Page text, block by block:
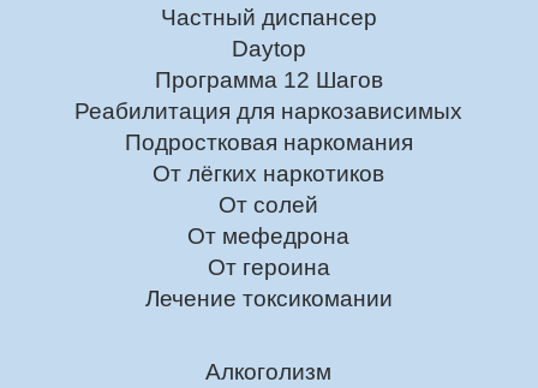
Частный диспансер
Daytop
Программа 12 Шагов
Реабилитация для наркозависимых
Подростковая наркомания
От лёгких наркотиков
От солей
От мефедрона
От героина
Лечение токсикомании
Алкоголизм